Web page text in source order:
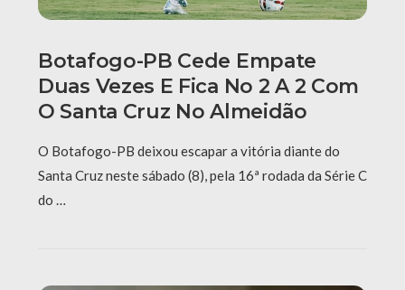
Botafogo-PB Cede Empate
Duas Vezes E Fica No 2 A 2 Com
O Santa Cruz No Almeidão
O Botafogo-PB deixou escapar a vitória diante do
Santa Cruz neste sábado (8), pela 16ª rodada da Série C
do …